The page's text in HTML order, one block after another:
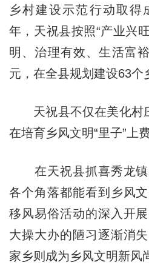
乡村建设示范行动取得
年，天祝县按照“产业兴
明、治理有效、生活富
元，在全县规划建设63个
天祝县不仅在美化村
在培育乡风文明“里子”上
在天祝县抓喜秀龙镇
各个角落都能看到乡风
移风易俗活动的深入开
大操大办的陋习逐渐消
家乡则成为乡风文明新风